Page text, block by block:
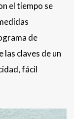
el tiempo se
de
las claves de un
fácil